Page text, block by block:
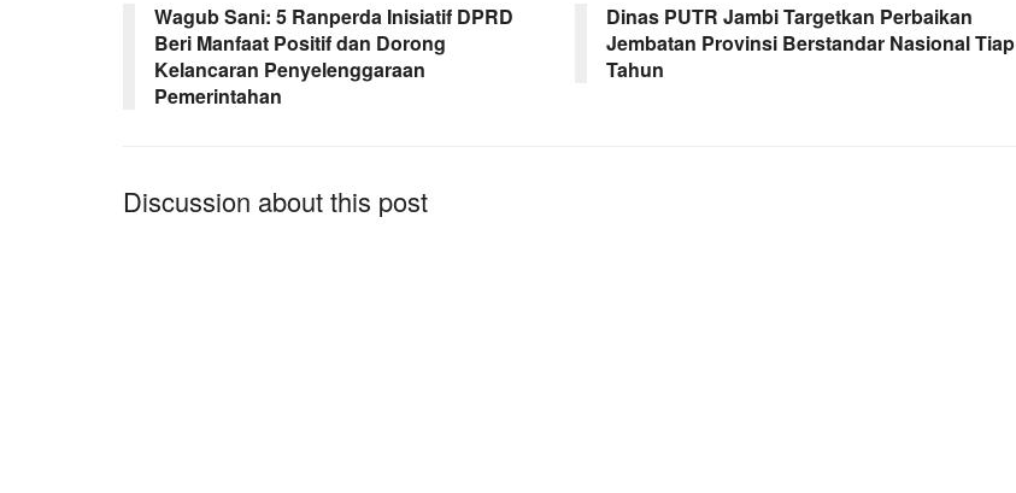
Wagub Sani: 5 Ranperda Inisiatif DPRD
Beri Manfaat Positif dan Dorong
Kelancaran Penyelenggaraan
Pemerintahan
Dinas PUTR Jambi Targetkan Perbaikan
Jembatan Provinsi Berstandar Nasional Tiap
Tahun
Discussion about this post